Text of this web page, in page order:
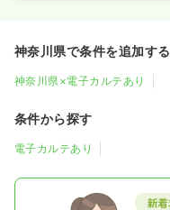
神奈川県で条件を追加する
神奈川県×電子カルテあり
条件から探す
電子カルテあり